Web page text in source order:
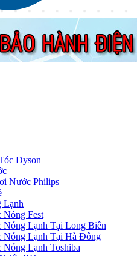
dụng, thiết bị nhà bếp tại Hà
Dyson
Nước Philips
Lạnh
Nóng Fest
Nóng Lạnh Tại Long Biên
Nóng Lạnh Tại Hà Đông
Nóng Lạnh Toshiba